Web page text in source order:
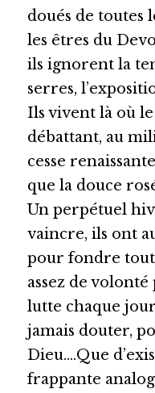
doués de toutes
les êtres du
ils ignorent la
serres,
Ils vivent là où le
débattant, au
cesse
que la douce
Un perpétuel
vaincre, ils ont
pour fondre
assez de
lutte chaque
jamais douter,
Dieu….Que
frappante